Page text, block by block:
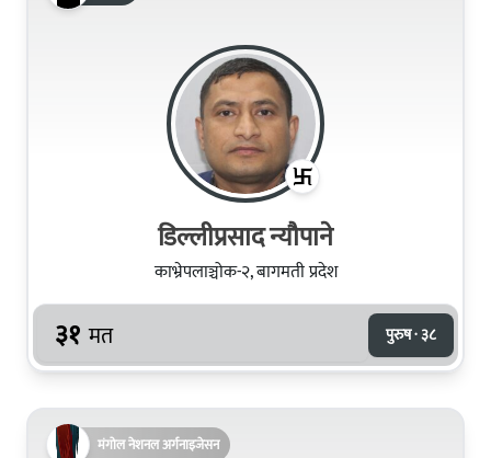
डिल्लीप्रसाद न्यौपाने
काभ्रेपलाञ्चोक-२, बागमती प्रदेश
३१ मत पुरुष · ३८
मंगोल नेशनल अर्गनाइजेसन